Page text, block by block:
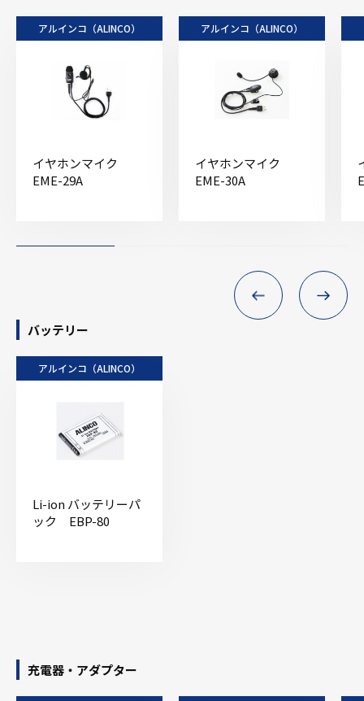
アルインコ（ALINCO）
イヤホンマイク
EME-29A
アルインコ（ALINCO）
イヤホンマイク
EME-30A
バッテリー
アルインコ（ALINCO）
Li-ion バッテリーパ
ック EBP-80
充電器・アダプター